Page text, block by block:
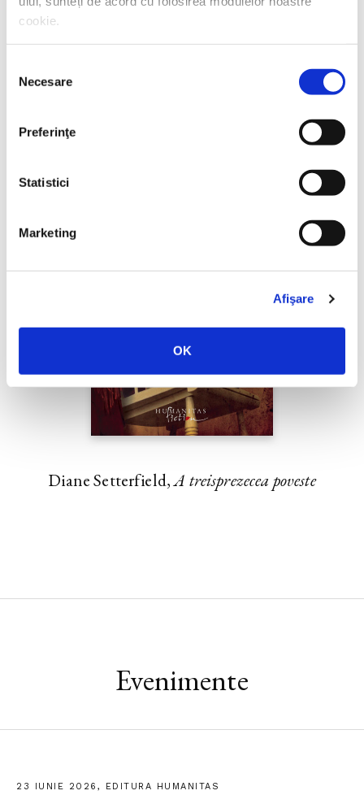
cookie.
consimțământului
Necesare
Preferinţe
Statistici
Marketing
Afişare
OK
Diane Setterfield,A treisprezecea poveste
Evenimente
23 IUNIE 2026, EDITURA HUMANITAS